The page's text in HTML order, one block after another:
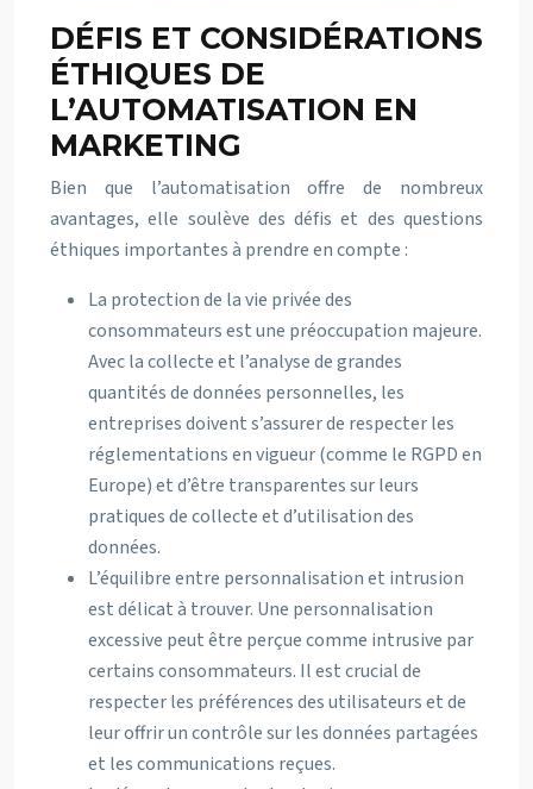
DÉFIS ET CONSIDÉRATIONS
ÉTHIQUES DE
L’AUTOMATISATION EN
MARKETING
Bien que l’automatisation offre de nombreux
avantages, elle soulève des défis et des questions
éthiques importantes à prendre en compte :
La protection de la vie privée des
consommateurs est une préoccupation majeure.
Avec la collecte et l’analyse de grandes
quantités de données personnelles, les
entreprises doivent s’assurer de respecter les
réglementations en vigueur (comme le RGPD en
Europe) et d’être transparentes sur leurs
pratiques de collecte et d’utilisation des
données.
L’équilibre entre personnalisation et intrusion
est délicat à trouver. Une personnalisation
excessive peut être perçue comme intrusive par
certains consommateurs. Il est crucial de
respecter les préférences des utilisateurs et de
leur offrir un contrôle sur les données partagées
et les communications reçues.